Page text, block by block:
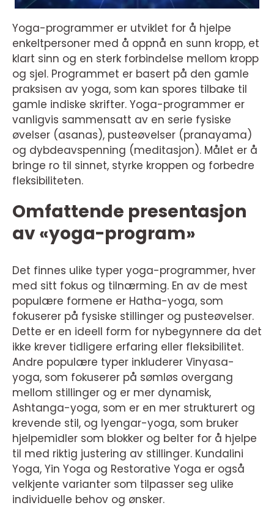
Yoga-programmer er utviklet for å hjelpe
enkeltpersoner med å oppnå en sunn kropp, et
klart sinn og en sterk forbindelse mellom kropp
og sjel. Programmet er basert på den gamle
praksisen av yoga, som kan spores tilbake til
gamle indiske skrifter. Yoga-programmer er
vanligvis sammensatt av en serie fysiske
øvelser (asanas), pusteøvelser (pranayama)
og dybdeavspenning (meditasjon). Målet er å
bringe ro til sinnet, styrke kroppen og forbedre
fleksibiliteten.
Omfattende presentasjon
av «yoga-program»
Det finnes ulike typer yoga-programmer, hver
med sitt fokus og tilnærming. En av de mest
populære formene er Hatha-yoga, som
fokuserer på fysiske stillinger og pusteøvelser.
Dette er en ideell form for nybegynnere da det
ikke krever tidligere erfaring eller fleksibilitet.
Andre populære typer inkluderer Vinyasa-
yoga, som fokuserer på sømløs overgang
mellom stillinger og er mer dynamisk,
Ashtanga-yoga, som er en mer strukturert og
krevende stil, og Iyengar-yoga, som bruker
hjelpemidler som blokker og belter for å hjelpe
til med riktig justering av stillinger. Kundalini
Yoga, Yin Yoga og Restorative Yoga er også
velkjente varianter som tilpasser seg ulike
individuelle behov og ønsker.